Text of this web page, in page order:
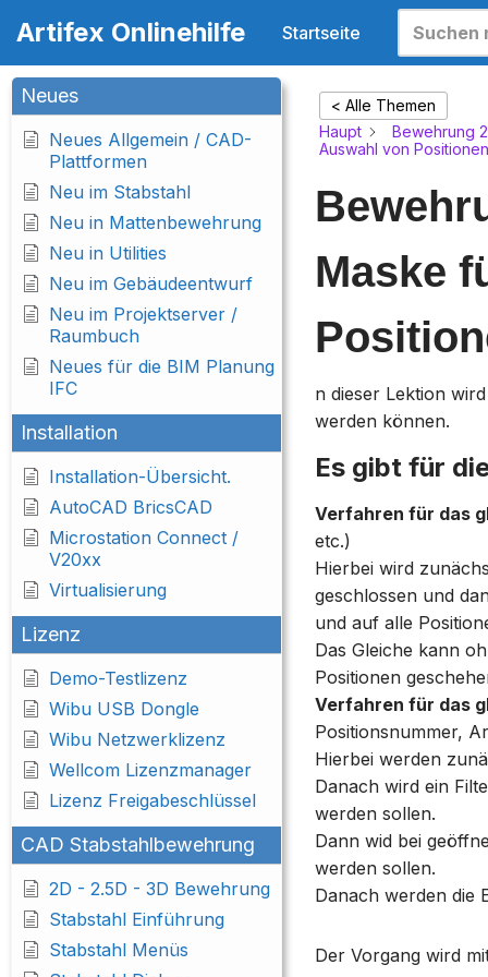
Inhalt
springen
Artifex Onlinehilfe Startseite
Neues
Neues Allgemein / CAD-
Plattformen
Neu im Stabstahl
Neu in Mattenbewehrung
Neu in Utilities
Neu im Gebäudeentwurf
Neu im Projektserver /
Raumbuch
Neues für die BIM Planung
IFC
Installation
Installation-Übersicht.
AutoCAD BricsCAD
Microstation Connect /
V20xx
Virtualisierung
Lizenz
Demo-Testlizenz
Wibu USB Dongle
Wibu Netzwerklizenz
Wellcom Lizenzmanager
Lizenz Freigabeschlüssel
CAD Stabstahlbewehrung
2D - 2.5D - 3D Bewehrung
Stabstahl Einführung
Stabstahl Menüs
< Alle Themen
Haupt
Bewehrung
Auswahl von Positionen
Maske
n dieser Lektion
werden können.
Es gibt für
Verfahren für das
etc.)
Hierbei wird
geschlossen und
und auf alle
Das Gleiche kann
Positionen
Verfahren für das
Positionsnummer,
Hierbei werden
Danach wird ein
werden sollen.
Dann wid bei
werden sollen.
Danach werden die
Der Vorgang wird